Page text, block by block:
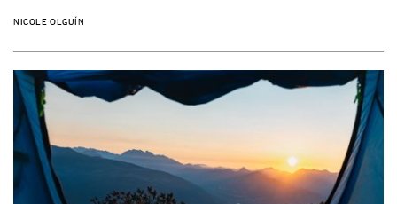
NICOLE OLGUÍN